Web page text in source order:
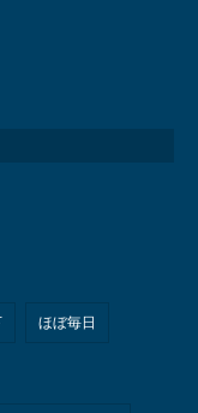
ほぼ毎日